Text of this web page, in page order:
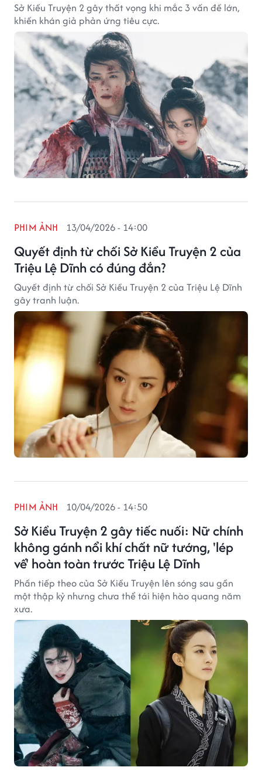
Sở Kiều Truyện 2 gây thất vọng khi mắc 3 vấn đề lớn,
khiến khán giả phản ứng tiêu cực.
Quyết định từ chối Sở Kiều Truyện 2 của
Triệu Lệ Dĩnh có đúng đắn?
PHIM ẢNH 13/04/2026 - 14:00
Quyết định từ chối Sở Kiều Truyện 2 của Triệu Lệ Dĩnh
gây tranh luận.
Sở Kiều Truyện 2 gây tiếc nuối: Nữ chính
không gánh nổi khí chất nữ tướng, 'lép
vế' hoàn toàn trước Triệu Lệ Dĩnh
PHIM ẢNH 10/04/2026 - 14:50
Phần tiếp theo của Sở Kiều Truyện lên sóng sau gần
một thập kỷ nhưng chưa thể tái hiện hào quang năm
xưa.